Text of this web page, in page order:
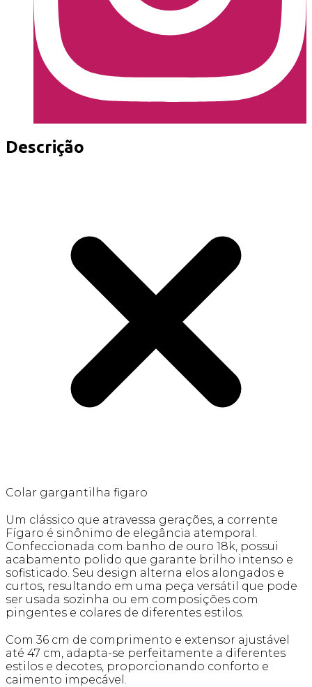
Descrição
Colar gargantilha figaro
Um clássico que atravessa gerações, a corrente
Fígaro é sinônimo de elegância atemporal.
Confeccionada com banho de ouro 18k, possui
acabamento polido que garante brilho intenso e
sofisticado. Seu design alterna elos alongados e
curtos, resultando em uma peça versátil que pode
ser usada sozinha ou em composições com
pingentes e colares de diferentes estilos.
Com 36 cm de comprimento e extensor ajustável
até 47 cm, adapta-se perfeitamente a diferentes
estilos e decotes, proporcionando conforto e
caimento impecável.